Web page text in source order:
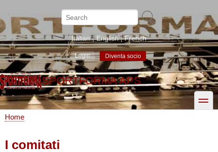
main
content
Search
Italian English French
Login Diventa socio
SPORTFORMA APS
toggle
Home
I comitati